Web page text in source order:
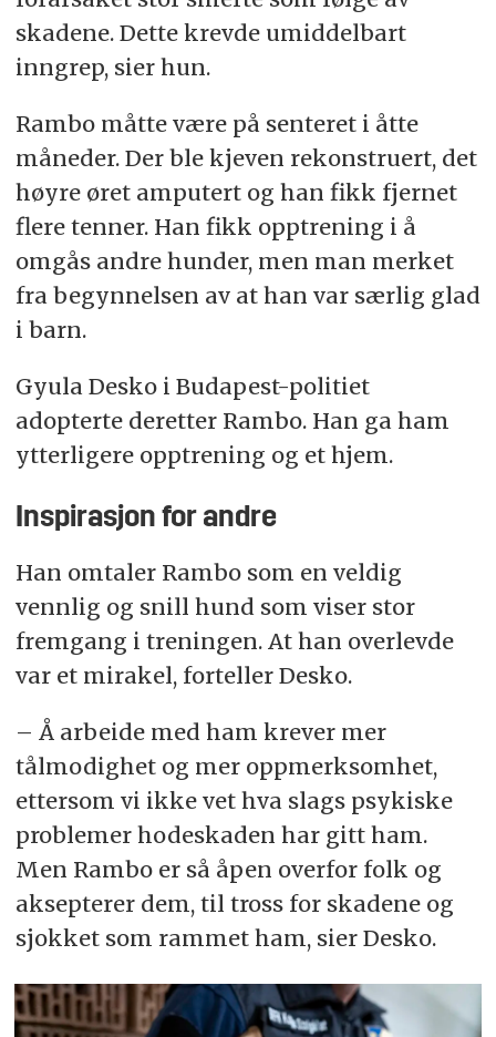
skadene. Dette krevde umiddelbart
inngrep, sier hun.
Rambo måtte være på senteret i åtte
måneder. Der ble kjeven rekonstruert, det
høyre øret amputert og han fikk fjernet
flere tenner. Han fikk opptrening i å
omgås andre hunder, men man merket
fra begynnelsen av at han var særlig glad
i barn.
Gyula Desko i Budapest-politiet
adopterte deretter Rambo. Han ga ham
ytterligere opptrening og et hjem.
Inspirasjon for andre
Han omtaler Rambo som en veldig
vennlig og snill hund som viser stor
fremgang i treningen. At han overlevde
var et mirakel, forteller Desko.
– Å arbeide med ham krever mer
tålmodighet og mer oppmerksomhet,
ettersom vi ikke vet hva slags psykiske
problemer hodeskaden har gitt ham.
Men Rambo er så åpen overfor folk og
aksepterer dem, til tross for skadene og
sjokket som rammet ham, sier Desko.